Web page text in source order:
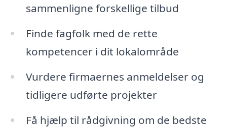
sammenligne forskellige tilbud
Finde fagfolk med de rette
kompetencer i dit lokalområde
Vurdere firmaernes anmeldelser og
tidligere udførte projekter
Få hjælp til rådgivning om de bedste